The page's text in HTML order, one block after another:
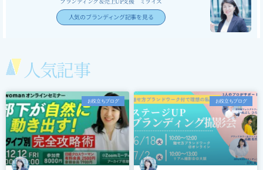
人気のブランディング記事を見る
人気記事
お役立ちブログ お役立ちブログ